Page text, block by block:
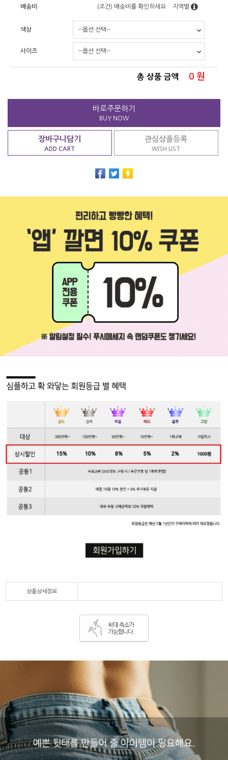
배송비 (조건) 배송비를 확인하세요 지역별
색상
사이즈
총 상품 금액 0 원
바로주문하기
BUY NOW
장바구니담기
ADD CART
관심상품등록
WISH LIST
상품상세정보